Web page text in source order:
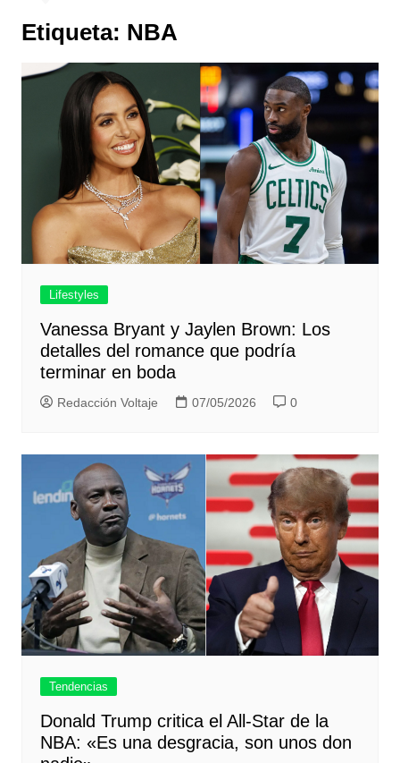
Etiqueta: NBA
Lifestyles
Vanessa Bryant y Jaylen Brown: Los
detalles del romance que podría
terminar en boda
Redacción Voltaje 07/05/2026 0
Tendencias
Donald Trump critica el All-Star de la
NBA: «Es una desgracia, son unos don